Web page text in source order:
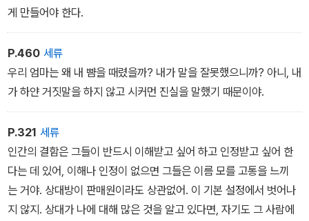
게 만들어야 한다.
P.460 세류
우리 엄마는 왜 내 뺨을 때렸을까? 내가 말을 잘못했으니까? 아니, 내
가 하얀 거짓말을 하지 않고 시커먼 진실을 말했기 때문이야.
P.321 세류
인간의 결함은 그들이 반드시 이해받고 싶어 하고 인정받고 싶어 한
다는 데 있어, 이해나 인정이 없으면 그들은 이름 모를 고통을 느끼
는 거야. 상대방이 판매원이라도 상관없어. 이 기본 설정에서 벗어나
지 않지. 상대가 나에 대해 많은 것을 알고 있다면, 자기도 그 사람에